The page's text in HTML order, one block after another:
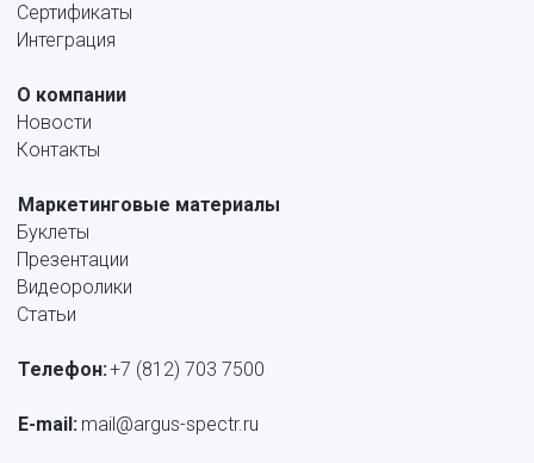
Сертификаты
Интеграция
О компании
Новости
Контакты
Маркетинговые материалы
Буклеты
Презентации
Видеоролики
Статьи
Телефон:+7 (812) 703 7500
E-mail: mail@argus-spectr.ru